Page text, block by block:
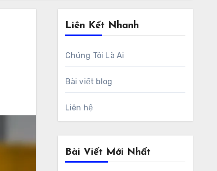
Liên Kết Nhanh
Chúng Tôi Là Ai
Bài viết blog
Liên hệ
Bài Viết Mới Nhất